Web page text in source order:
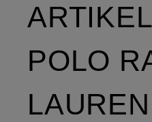
POLO
LAUREN